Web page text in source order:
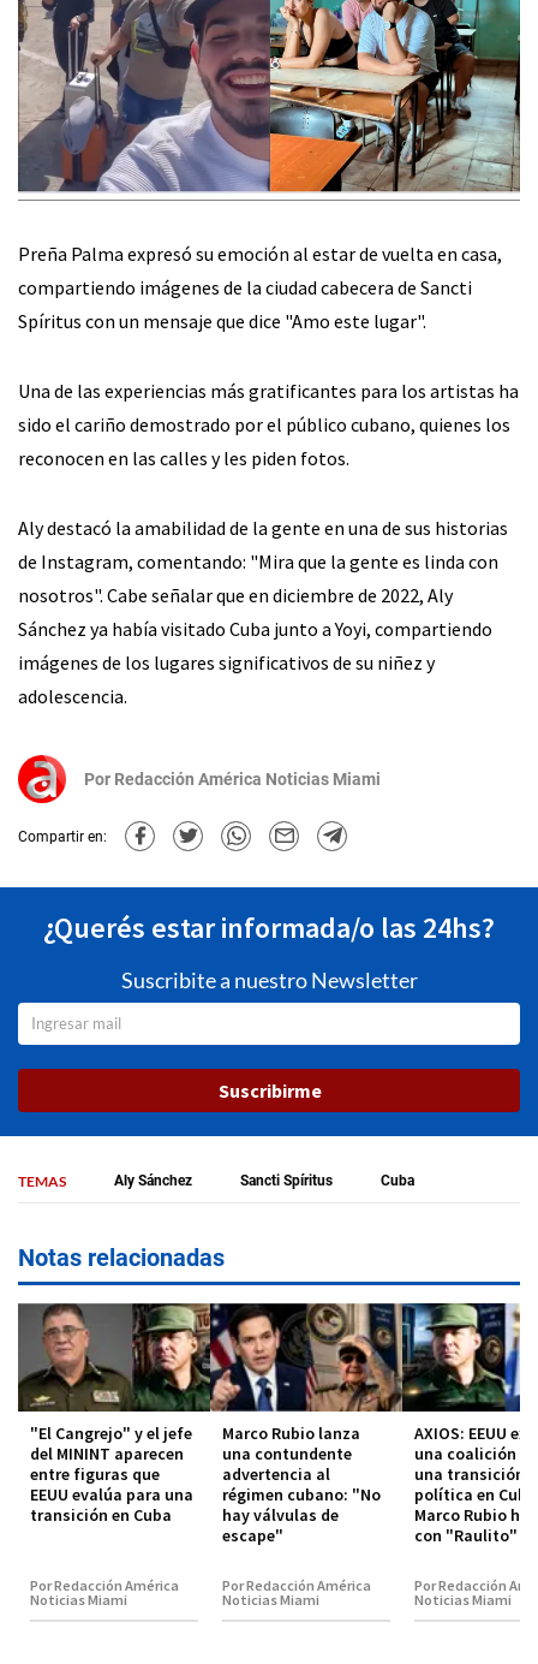
Preña Palma expresó su emoción al estar de vuelta en casa,
compartiendo imágenes de la ciudad cabecera de Sancti
Spíritus con un mensaje que dice "Amo este lugar".
Una de las experiencias más gratificantes para los artistas ha
sido el cariño demostrado por el público cubano, quienes los
reconocen en las calles y les piden fotos.
Aly destacó la amabilidad de la gente en una de sus historias
de Instagram, comentando: "Mira que la gente es linda con
nosotros". Cabe señalar que en diciembre de 2022, Aly
Sánchez ya había visitado Cuba junto a Yoyi, compartiendo
imágenes de los lugares significativos de su niñez y
adolescencia.
Por Redacción América Noticias Miami
Compartir en:
¿Querés estar informada/o las 24hs?
Suscribite a nuestro Newsletter
Suscribirme
TEMAS Aly Sánchez Sancti Spíritus Cuba
Notas relacionadas
"El Cangrejo" y el jefe
del MININT aparecen
entre figuras que
EEUU evalúa para una
transición en Cuba
Por Redacción América
Noticias Miami
Marco Rubio lanza
una contundente
advertencia al
régimen cubano: "No
hay válvulas de
escape"
Por Redacción América
Noticias Miami
AXIOS: EEUU
una coalición
una transición
política en
Marco Rubio
con "Raulito"
Por Redacción
Noticias Miami